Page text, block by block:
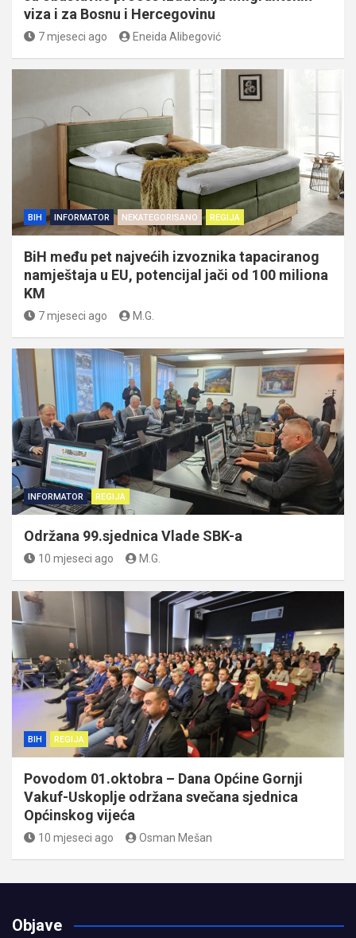
viza i za Bosnu i Hercegovinu
7 mjeseci ago Eneida Alibegović
BIH INFORMATOR NEKATEGORISANO REGIJA
BiH među pet najvećih izvoznika tapaciranog
namještaja u EU, potencijal jači od 100 miliona
KM
7 mjeseci ago M.G.
INFORMATOR REGIJA
Održana 99.sjednica Vlade SBK-a
10 mjeseci ago M.G.
BIH REGIJA
Povodom 01.oktobra – Dana Općine Gornji
Vakuf-Uskoplje održana svečana sjednica
Općinskog vijeća
10 mjeseci ago Osman Mešan
Objave